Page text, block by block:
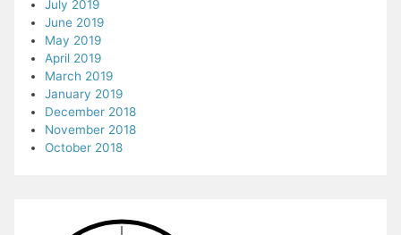
July 2019
June 2019
May 2019
April 2019
March 2019
January 2019
December 2018
November 2018
October 2018